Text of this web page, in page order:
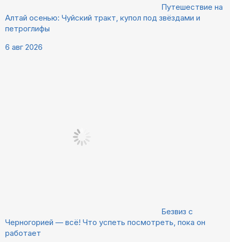
Путешествие на
Алтай осенью: Чуйский тракт, купол под звёздами и
петроглифы
6 авг 2026
Безвиз с
Черногорией — всё! Что успеть посмотреть, пока он
работает